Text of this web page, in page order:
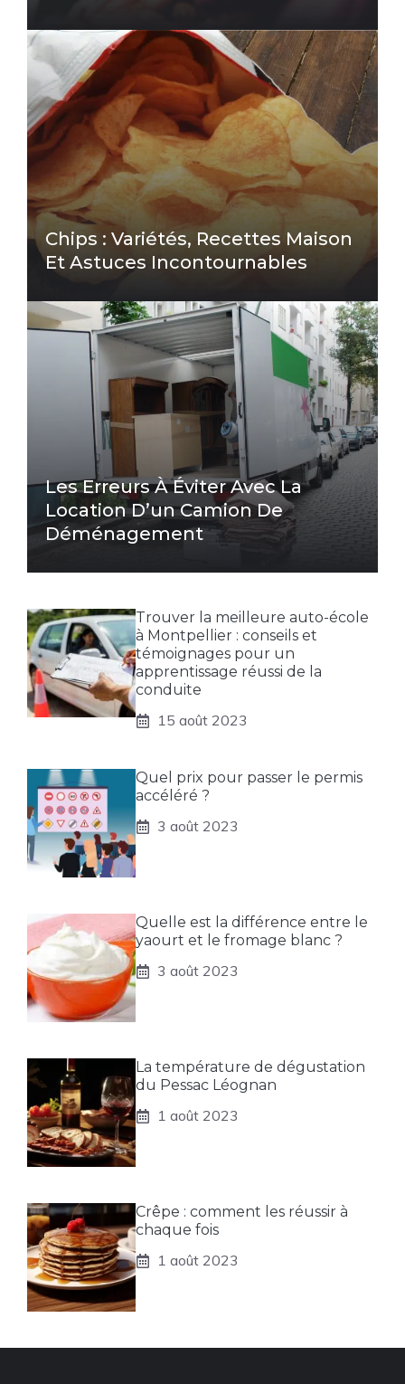
Chips : Variétés, Recettes Maison
Et Astuces Incontournables
Les Erreurs À Éviter Avec La
Location D’un Camion De
Déménagement
Trouver la meilleure auto-école
à Montpellier : conseils et
témoignages pour un
apprentissage réussi de la
conduite
15 août 2023
Quel prix pour passer le permis
accéléré ?
3 août 2023
Quelle est la différence entre le
yaourt et le fromage blanc ?
3 août 2023
La température de dégustation
du Pessac Léognan
1 août 2023
Crêpe : comment les réussir à
chaque fois
1 août 2023